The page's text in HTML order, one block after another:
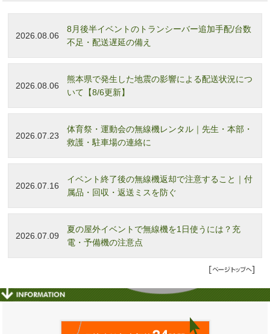
2026.08.06
8月後半イベントのトランシーバー追加手配/台数
不足・配送遅延の備え
2026.08.06
熊本県で発生した地震の影響による配送状況につ
いて【8/6更新】
2026.07.23
体育祭・運動会の無線機レンタル｜先生・本部・
救護・駐車場の連絡に
2026.07.16
イベント終了後の無線機返却で注意すること｜付
属品・回収・返送ミスを防ぐ
2026.07.09
夏の屋外イベントで無線機を1日使うには？充
電・予備機の注意点